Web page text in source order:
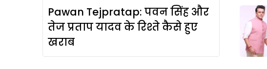
Pawan Tejpratap: पवन सिंह और
तेज प्रताप यादव के रिश्ते कैसे हुए
खराब